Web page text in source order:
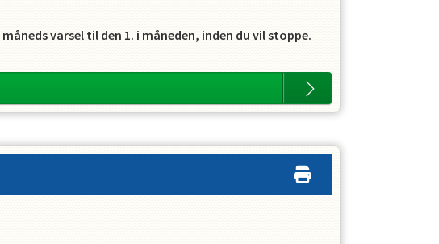
varsel til den 1. i måneden, inden du vil stoppe.